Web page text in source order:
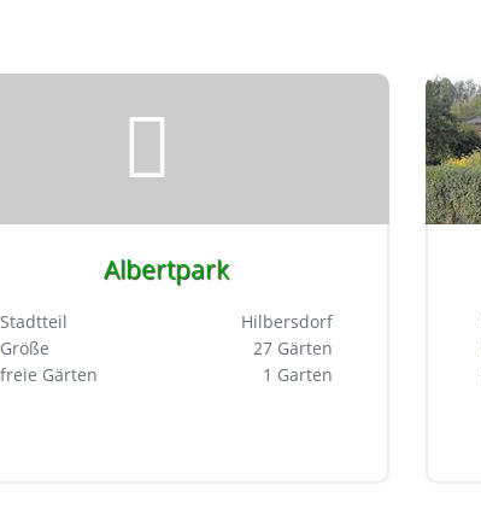
Albertpark
Stadtteil
Hilbersdorf
Größe
27 Gärten
freie Gärten
1 Garten